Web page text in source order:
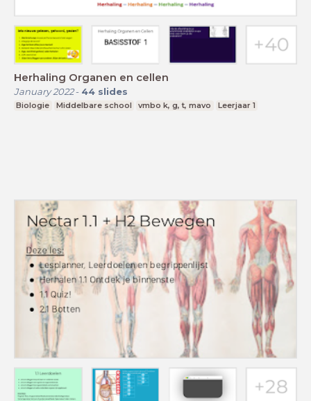
Herhaling Organen en cellen
January 2022- 44 slides
Biologie Middelbare school vmbo k, g, t, mavo Leerjaar 1